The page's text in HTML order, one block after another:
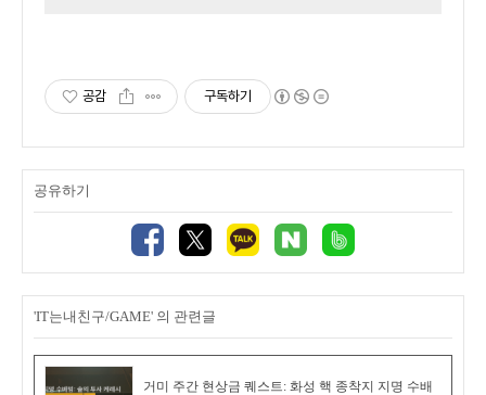
공감 구독하기
공유하기
'IT는내친구/GAME' 의 관련글
거미 주간 현상금 퀘스트: 화성 핵 종착지 지명 수배